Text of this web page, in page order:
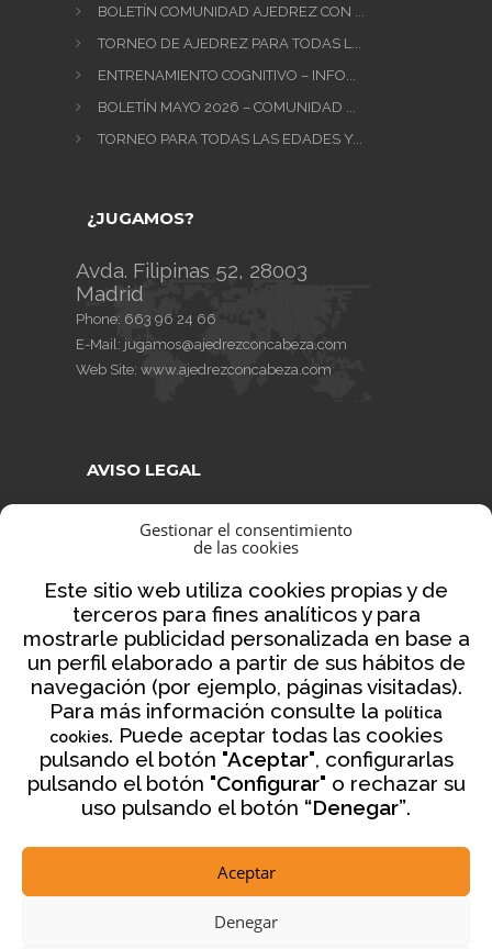
Gestionar el consentimiento
de las cookies
Este sitio web utiliza cookies propias y de
terceros para fines analíticos y para
mostrarle publicidad personalizada en base a
un perfil elaborado a partir de sus hábitos de
navegación (por ejemplo, páginas visitadas).
Para más información consulte la política
cookies. Puede aceptar todas las cookies
pulsando el botón "Aceptar", configurarlas
pulsando el botón "Configurar" o rechazar su
uso pulsando el botón “Denegar”.
Aceptar
Denegar
BOLETÍN COMUNIDAD AJEDREZ CON ...
TORNEO DE AJEDREZ PARA TODAS L...
ENTRENAMIENTO COGNITIVO – INFO...
BOLETÍN MAYO 2026 – COMUNIDAD ...
TORNEO PARA TODAS LAS EDADES Y...
¿JUGAMOS?
Avda. Filipinas 52, 28003
Madrid
Phone: 663 96 24 66
E-Mail: jugamos@ajedrezconcabeza.com
Web Site: www.ajedrezconcabeza.com
AVISO LEGAL
AVISO LEGAL
CONDICIONES DE VENTA
POLÍTICA DE PRIVACIDAD
POLÍTICA DE COOKIES
NORMATIVA AJEDREZ CON CABEZA
Financiado por la Unión Europea – NextGenerationEU
2026 © ajedrezconcabeza.com